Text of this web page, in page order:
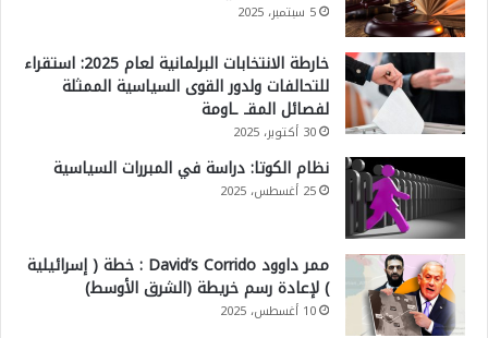
5 سبتمبر، 2025
خارطة الانتخابات البرلمانية لعام 2025: استقراء
للتحالفات ولدور القوى السياسية الممثلة
لفصائل المقـ ـاومة
30 أكتوبر، 2025
نظام الكوتا: دراسة في المبررات السياسية
25 أغسطس، 2025
ممر داوود David’s Corrido : خطة ( إسرائيلية
) لإعادة رسم خريطة (الشرق الأوسط)
10 أغسطس، 2025